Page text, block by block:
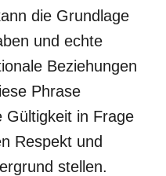
die Grundlage
und echte
Beziehungen
Phrase
Gültigkeit in Frage
Respekt und
stellen.